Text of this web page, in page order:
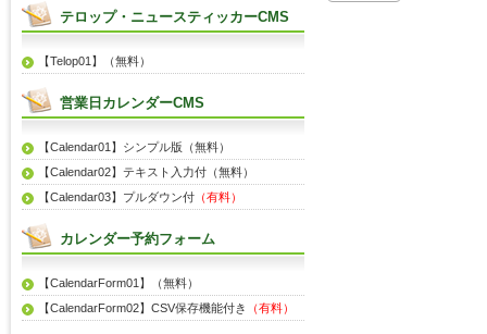
テロップ・ニュースティッカーCMS
【Telop01】（無料）
営業日カレンダーCMS
【Calendar01】シンプル版（無料）
【Calendar02】テキスト入力付（無料）
【Calendar03】プルダウン付 （有料）
カレンダー予約フォーム
【CalendarForm01】（無料）
【CalendarForm02】CSV保存機能付き
（有料）